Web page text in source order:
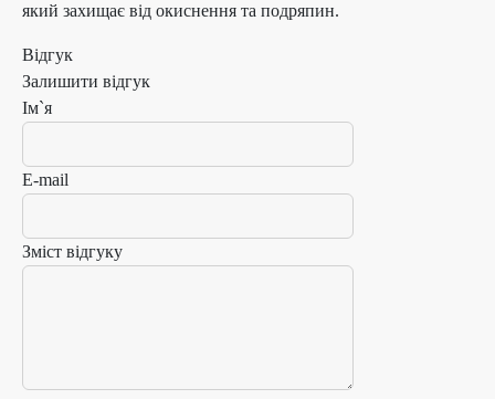
який захищає від окиснення та подряпин.
Відгук
Залишити відгук
Ім`я
E-mail
Зміст відгуку